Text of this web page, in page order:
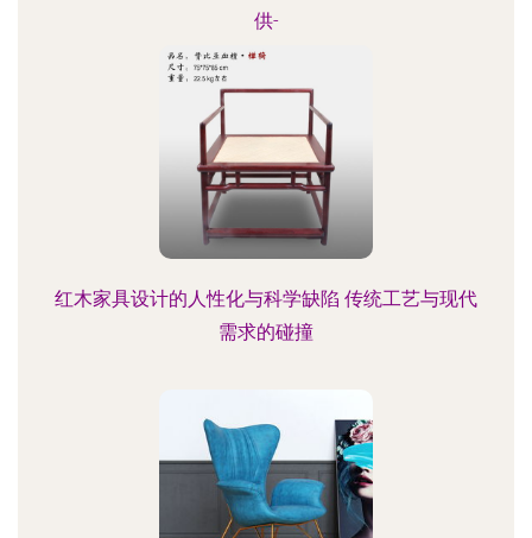
供-
红木家具设计的人性化与科学缺陷 传统工艺与现代
需求的碰撞